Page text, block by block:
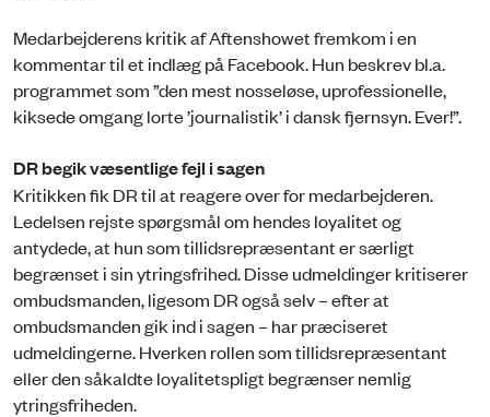
Medarbejderens kritik af Aftenshowet fremkom i en
kommentar til et indlæg på Facebook. Hun beskrev bl.a.
programmet som ”den mest nosseløse, uprofessionelle,
kiksede omgang lorte ’journalistik’ i dansk fjernsyn. Ever!”.
DR begik væsentlige fejl i sagen
Kritikken fik DR til at reagere over for medarbejderen.
Ledelsen rejste spørgsmål om hendes loyalitet og
antydede, at hun som tillidsrepræsentant er særligt
begrænset i sin ytringsfrihed. Disse udmeldinger kritiserer
ombudsmanden, ligesom DR også selv – efter at
ombudsmanden gik ind i sagen – har præciseret
udmeldingerne. Hverken rollen som tillidsrepræsentant
eller den såkaldte loyalitetspligt begrænser nemlig
ytringsfriheden.